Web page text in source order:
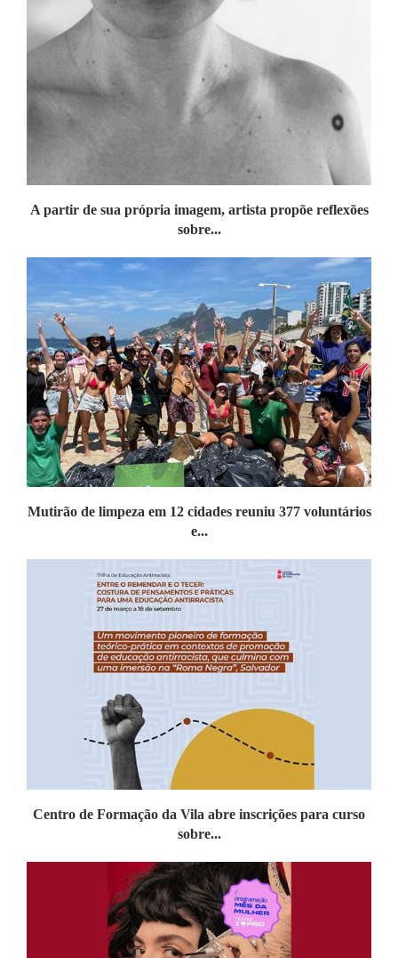
A partir de sua própria imagem, artista propõe reflexões
sobre...
Mutirão de limpeza em 12 cidades reuniu 377 voluntários
e...
Centro de Formação da Vila abre inscrições para curso
sobre...